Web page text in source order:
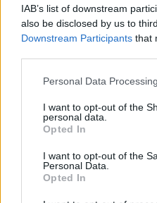
IAB’s list of downstream
also be disclosed by us to
Downstream Participants that
Personal Data
I want to opt-out of the
personal data.
Opted In
I want to opt-out of the
Personal Data.
Opted In
Terra e Laghi
argentino a